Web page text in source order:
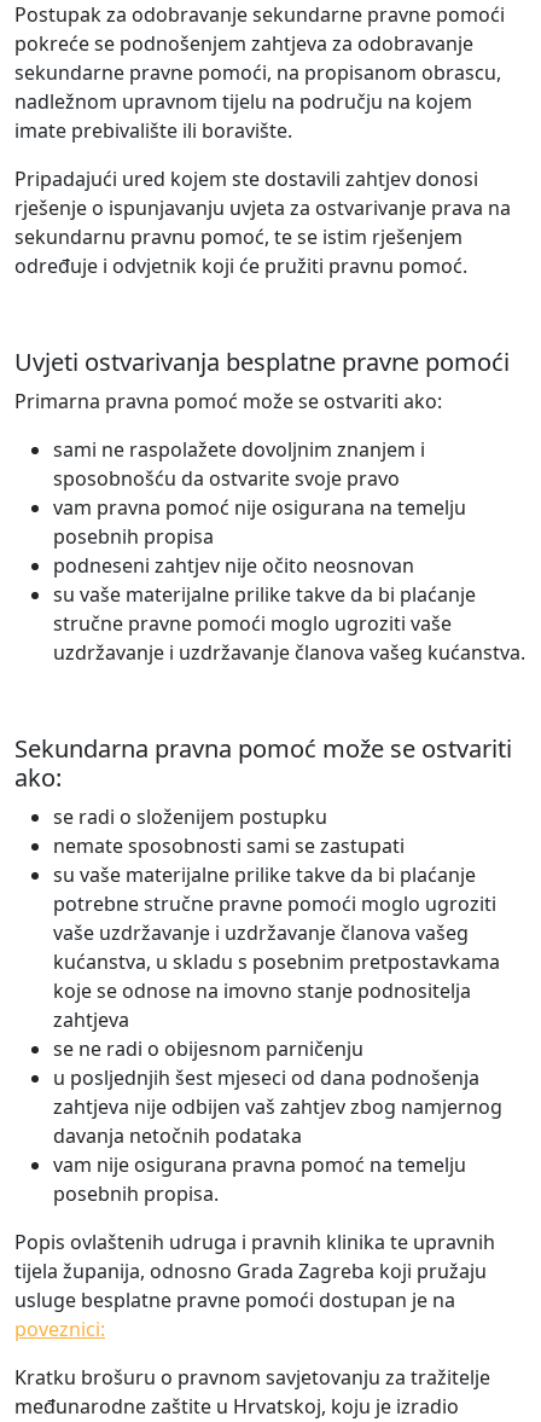
Postupak za odobravanje sekundarne pravne pomoći
pokreće se podnošenjem zahtjeva za odobravanje
sekundarne pravne pomoći, na propisanom obrascu,
nadležnom upravnom tijelu na području na kojem
imate prebivalište ili boravište.
Pripadajući ured kojem ste dostavili zahtjev donosi
rješenje o ispunjavanju uvjeta za ostvarivanje prava na
sekundarnu pravnu pomoć, te se istim rješenjem
određuje i odvjetnik koji će pružiti pravnu pomoć.
Uvjeti ostvarivanja besplatne pravne pomoći
Primarna pravna pomoć može se ostvariti ako:
sami ne raspolažete dovoljnim znanjem i
sposobnošću da ostvarite svoje pravo
vam pravna pomoć nije osigurana na temelju
posebnih propisa
podneseni zahtjev nije očito neosnovan
su vaše materijalne prilike takve da bi plaćanje
stručne pravne pomoći moglo ugroziti vaše
uzdržavanje i uzdržavanje članova vašeg kućanstva.
Sekundarna pravna pomoć može se ostvariti
ako:
se radi o složenijem postupku
nemate sposobnosti sami se zastupati
su vaše materijalne prilike takve da bi plaćanje
potrebne stručne pravne pomoći moglo ugroziti
vaše uzdržavanje i uzdržavanje članova vašeg
kućanstva, u skladu s posebnim pretpostavkama
koje se odnose na imovno stanje podnositelja
zahtjeva
se ne radi o obijesnom parničenju
u posljednjih šest mjeseci od dana podnošenja
zahtjeva nije odbijen vaš zahtjev zbog namjernog
davanja netočnih podataka
vam nije osigurana pravna pomoć na temelju
posebnih propisa.
Popis ovlaštenih udruga i pravnih klinika te upravnih
tijela županija, odnosno Grada Zagreba koji pružaju
usluge besplatne pravne pomoći dostupan je na
poveznici:
Kratku brošuru o pravnom savjetovanju za tražitelje
međunarodne zaštite u Hrvatskoj, koju je izradio